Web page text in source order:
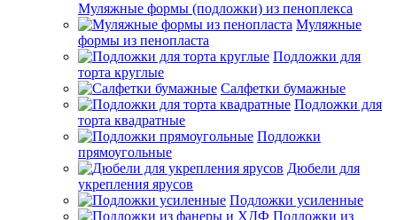
Муляжные формы (подложки) из пеноплекса
Муляжные
формы из пенопласта
Подложки для
торта круглые
Салфетки бумажные
Подложки для
торта квадратные
Подложки
прямоугольные
Дюбели для
укрепления ярусов
Подложки усиленные
Подложки из